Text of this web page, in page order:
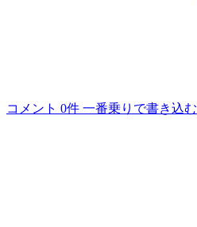
コメント 0件 一番乗りで書き込む